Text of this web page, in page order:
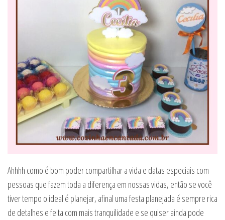
Ahhhh como é bom poder compartilhar a vida e datas especiais com
pessoas que fazem toda a diferença em nossas vidas, então se você
tiver tempo o ideal é planejar, afinal uma festa planejada é sempre rica
de detalhes e feita com mais tranquilidade e se quiser ainda pode